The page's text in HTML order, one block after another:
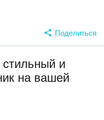
Поделиться
и
на вашей